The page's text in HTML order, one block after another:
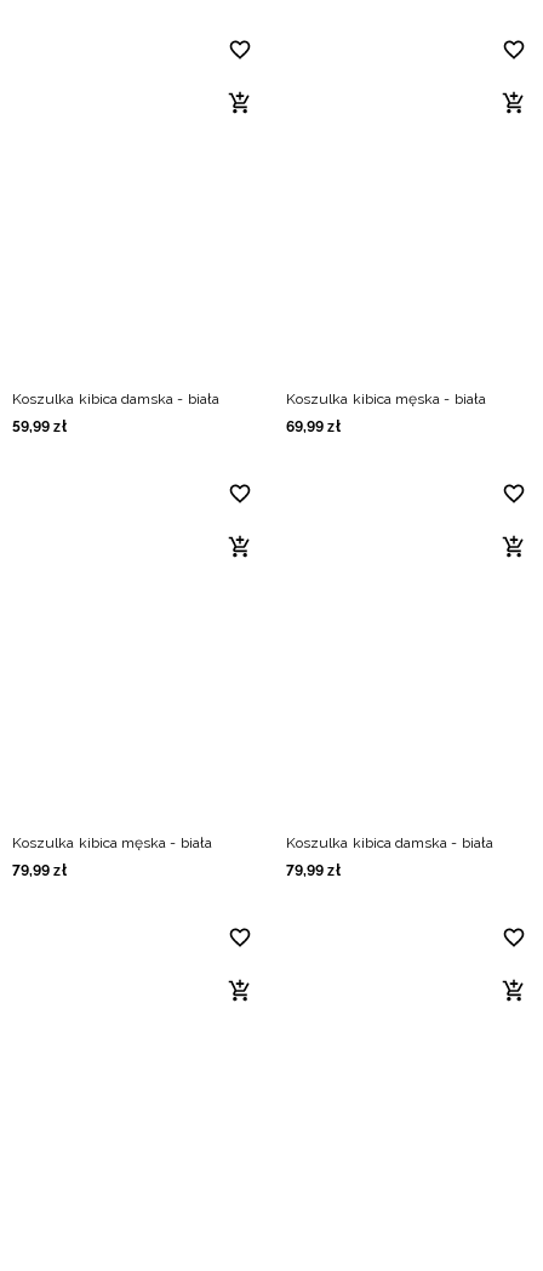
Koszulka kibica damska - biała
59,99 zł
Koszulka kibica męska - biała
69,99 zł
Koszulka kibica męska - biała
79,99 zł
Koszulka kibica damska - biała
79,99 zł